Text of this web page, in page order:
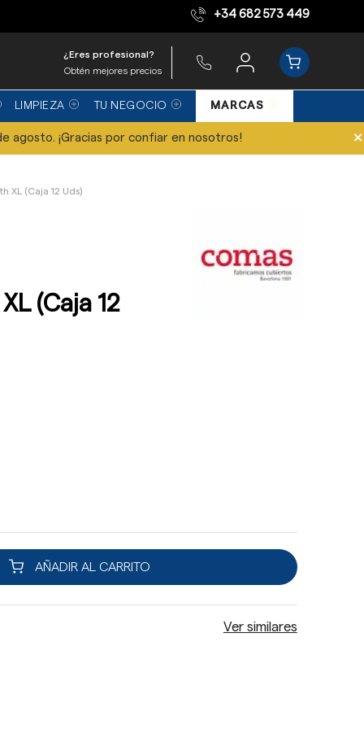
Equipo de expertos +34 682 573 449
¿Eres profesional?
Obtén mejores precios
LIMPIEZA TU NEGOCIO MARCAS
agosto. ¡Gracias por confiar en nosotros! ×
XL (Caja 12 Uds)
(Caja 12
AÑADIR AL CARRITO
Ver similares